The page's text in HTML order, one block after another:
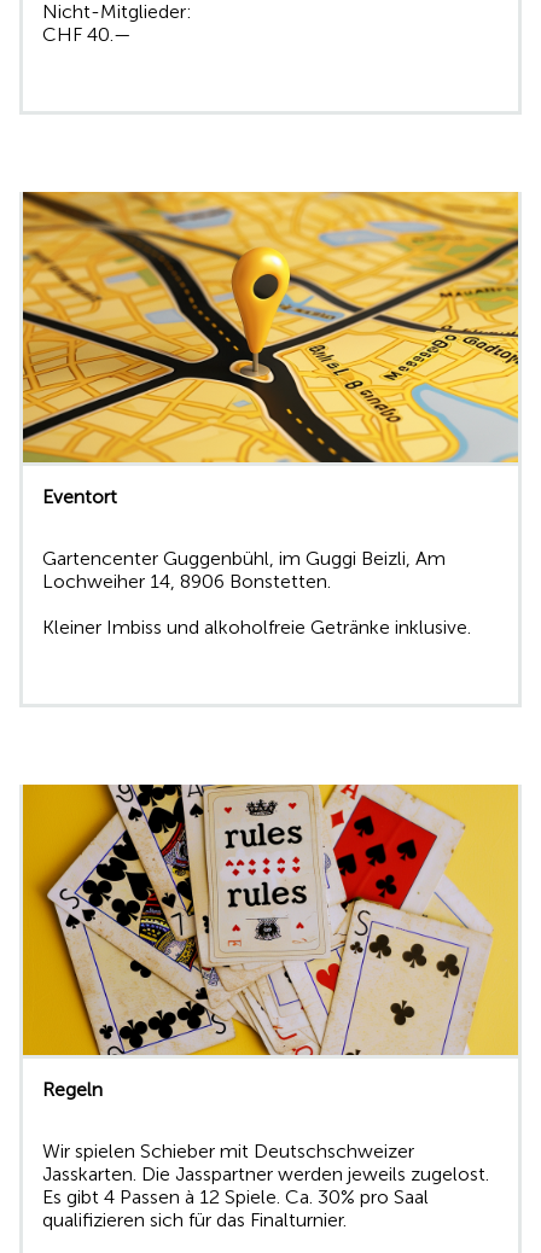
Nicht-Mitglieder:
CHF 40.—
Eventort
Gartencenter Guggenbühl, im Guggi Beizli, Am
Lochweiher 14, 8906 Bonstetten.
Kleiner Imbiss und alkoholfreie Getränke inklusive.
Regeln
Wir spielen Schieber mit Deutschschweizer
Jasskarten. Die Jasspartner werden jeweils zugelost.
Es gibt 4 Passen à 12 Spiele. Ca. 30% pro Saal
qualifizieren sich für das Finalturnier.